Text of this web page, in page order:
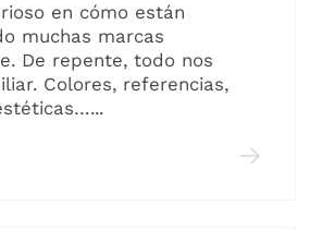
en cómo están
muchas marcas
De repente, todo nos
Colores, referencias,